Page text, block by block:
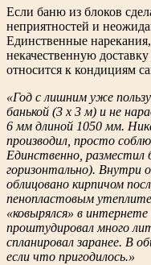
Если баню из блоков
неприятностей и
Единственные
некачественную
относится к кондициям
«Год с лишним уже
банькой (3 х 3 м) и не
6 мм длиной 1050 мм.
производил, просто
Единственно, разместил
горизонтально). Внутри
облицовано кирпичом
пенопластовым
«ковырялся» в
проштудировал много
спланировал заранее. В
если что пригодилось.»